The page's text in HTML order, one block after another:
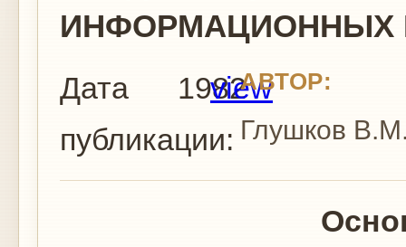
ИНФОРМАЦИОННЫХ
АВТОР:
Глушков
Дата
публикации:
1982
view